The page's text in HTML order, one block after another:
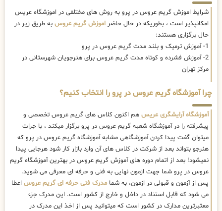
شرایط اموزش گریم عروس در پرو به روش های مختلفی در اموزشگاه عریس
امکانپذیر است ، بطوریکه در حال حاضر اموزش گریم عروس به طریق زیر در
حال برگزاری هستند:
1- آموزش ترمیک و بلند مدت گریم عروس در پرو
2- آموزش فشرده و کوتاه مدت گریم عروس برای هنرجویان شهرستانی در
مرکز تهران
چرا آموزشگاه گریم عروس در پرو را انتخاب کنیم؟
آموزشگاه آرایشگری عریس هم اکنون کلاس های گریم عروس تخصصی و
پیشرفته را در آموزشگاه شعبه گریم عروس در پرو برگزار میکند ، با جرات
میتوان گفت پیدا کردن آموزشگاهی مشابه آموزشگاه گریم عروس در پرو که
هنرجو بتواند بعد از شرکت در کلاس های آن وارد بازار کار شود هرجایی پیدا
نمیشود! بعد از اتمام دوره های آموزش گریم عروس در بهترین آموزشگاه گریم
عروس در پرو شما جهت ازمون نهایی به فنی و حرفه ای معرفی می شوید.
پس از آزمون و قبولی در ازمون، به شما مدرک فنی حرفه ای گریم عروس اعطا
می شود که قابل استناد در داخل و خارج از کشور است. این مدرک جزء
معتبرترین مدارک در کشور است که میتوانید پس از اخذ این مدرک در